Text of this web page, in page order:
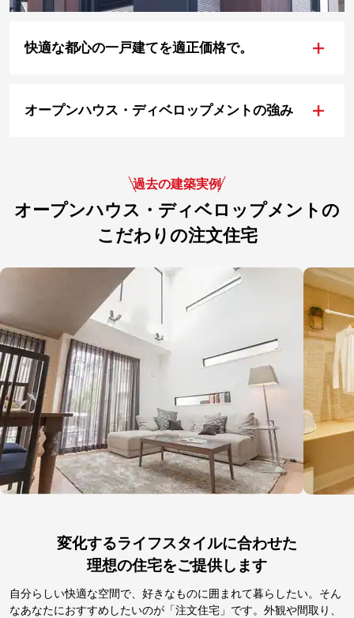
快適な都心の一戸建てを適正価格で。 +
オープンハウス・ディベロップメントの強み +
過去の建築実例
オープンハウス・ディベロップメントの
こだわりの注文住宅
変化するライフスタイルに合わせた
理想の住宅をご提供します
自分らしい快適な空間で、好きなものに囲まれて暮らしたい。そん
なあなたにおすすめしたいのが「注文住宅」です。外観や間取り、